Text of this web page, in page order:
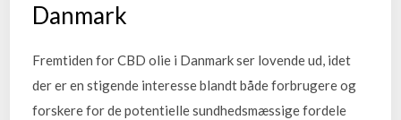
Danmark
Fremtiden for CBD olie i Danmark ser lovende ud, idet
der er en stigende interesse blandt både forbrugere og
forskere for de potentielle sundhedsmæssige fordele